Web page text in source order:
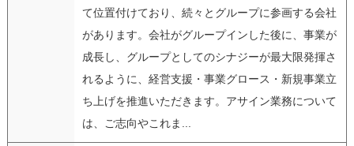
て位置付けており、続々とグループに参画する会社
があります。会社がグループインした後に、事業が
成長し、グループとしてのシナジーが最大限発揮さ
れるように、経営支援・事業グロース・新規事業立
ち上げを推進いただきます。アサイン業務について
は、ご志向やこれま...